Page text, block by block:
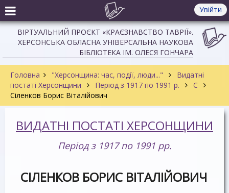
Увійти
ВІРТУАЛЬНИЙ ПРОЄКТ «КРАЄЗНАВСТВО ТАВРІЇ».
ХЕРСОНСЬКА ОБЛАСНА УНІВЕРСАЛЬНА НАУКОВА
БІБЛІОТЕКА ІМ. ОЛЕСЯ ГОНЧАРА
Головна "Херсонщина: час, події, люди..."
Видатні
постаті Херсонщини
Період з 1917 по 1991 р.
C
Сіленков Борис Віталійович
ВИДАТНІ ПОСТАТІ ХЕРСОНЩИНИ
Період з 1917 по 1991 рр.
СІЛЕНКОВ БОРИС ВІТАЛІЙОВИЧ